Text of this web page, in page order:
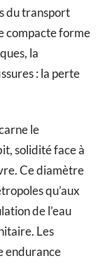
du transport
compacte forme
la
: la perte
le
solidité face à
Ce diamètre
qu’aux
de l’eau
Les
endurance